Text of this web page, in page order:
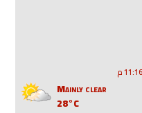
Mainly clear
28°C